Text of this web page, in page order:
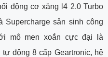
động cơ xăng l4 2.0 Turbo
Supercharge sản sinh công
mô men xoắn cực đại là
động 8 cấp Geartronic, hệ